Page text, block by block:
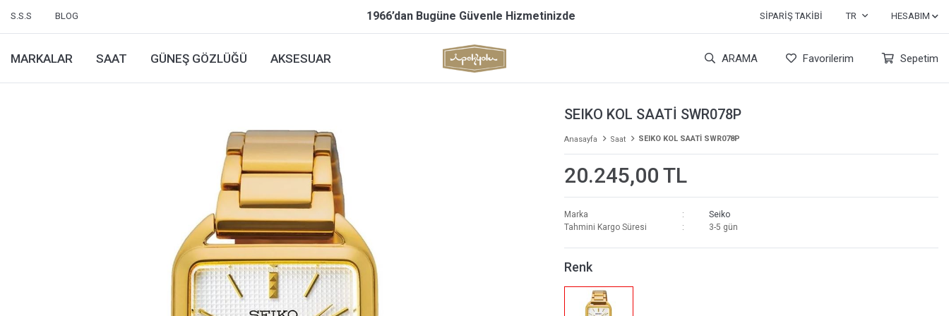
S.S.S BLOG 1966’dan Bugüne Güvenle Hizmetinizde SIPARIŞ TAKIBI TR HESABIM
MARKALAR SAAT GÜNEŞ GÖZLÜĞÜ AKSESUAR ARAMA Favorilerim Sepetim
SEIKO KOL SAATİ SWR078P
Anasayfa Saat SEIKO KOL SAATİ SWR078P
20.245,00 TL
Marka
Seiko
Tahmini Kargo Süresi
3-5 gün
Renk